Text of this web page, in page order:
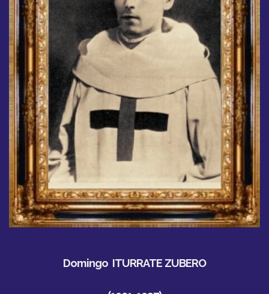
Domingo ITURRATE ZUBERO